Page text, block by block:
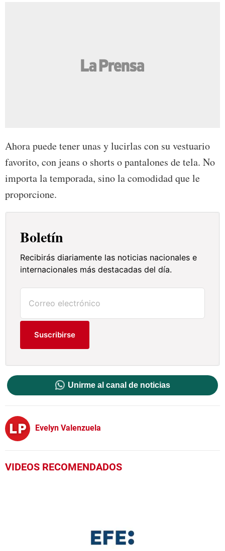
Ahora puede tener unas y lucirlas con su vestuario
favorito, con jeans o shorts o pantalones de tela. No
importa la temporada, sino la comodidad que le
proporcione.
Boletín
Recibirás diariamente las noticias nacionales e
internacionales más destacadas del día.
Suscribirse
Unirme al canal de noticias
Evelyn Valenzuela
VIDEOS RECOMENDADOS